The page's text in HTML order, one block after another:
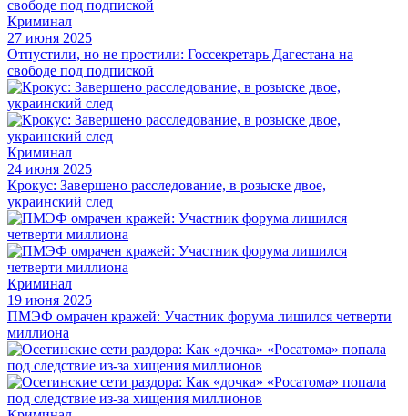
Криминал
27 июня 2025
Отпустили, но не простили: Госсекретарь Дагестана на
свободе под подпиской
Криминал
24 июня 2025
Крокус: Завершено расследование, в розыске двое,
украинский след
Криминал
19 июня 2025
ПМЭФ омрачен кражей: Участник форума лишился четверти
миллиона